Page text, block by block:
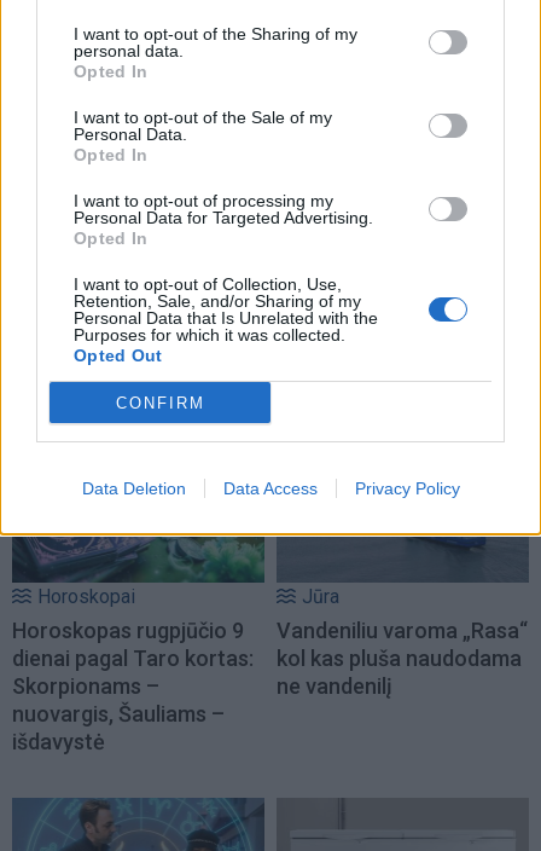
I want to opt-out of the Sharing of my
personal data.
Opted In
I want to opt-out of the Sale of my
Personal Data.
Opted In
I want to opt-out of processing my
Personal Data for Targeted Advertising.
Opted In
I want to opt-out of Collection, Use,
Retention, Sale, and/or Sharing of my
Personal Data that Is Unrelated with the
Purposes for which it was collected.
Opted Out
CONFIRM
Data Deletion Data Access Privacy Policy
NAUJI
Horoskopai
Horoskopas rugpjūčio 9
dienai pagal Taro kortas:
Skorpionams –
nuovargis, Šauliams –
išdavystė
Jūra
Vandeniliu varoma „Rasa“
kol kas pluša naudodama
ne vandenilį